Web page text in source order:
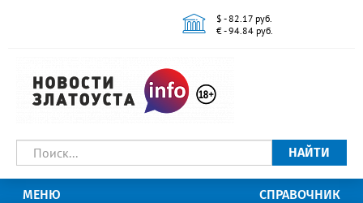
$ - 82.17 руб.
€ - 94.84 руб.
НАЙТИ
МЕНЮ СПРАВОЧНИК